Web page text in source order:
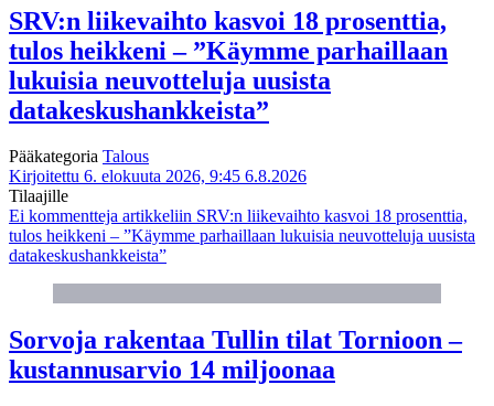
SRV:n liikevaihto kasvoi 18 prosenttia,
tulos heikkeni – ”Käymme parhaillaan
lukuisia neuvotteluja uusista
datakeskushankkeista”
Pääkategoria Talous
Kirjoitettu 6. elokuuta 2026, 9:45 6.8.2026
Tilaajille
Ei kommentteja artikkeliin SRV:n liikevaihto kasvoi 18 prosenttia,
tulos heikkeni – ”Käymme parhaillaan lukuisia neuvotteluja uusista
datakeskushankkeista”
Sorvoja rakentaa Tullin tilat Tornioon –
kustannusarvio 14 miljoonaa